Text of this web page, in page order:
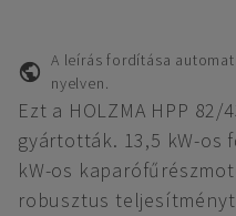
A leírás fordítása
nyelven.
Ezt a HOLZMA HPP
gyártották. 13,5 kW-os
kW-os
robusztus